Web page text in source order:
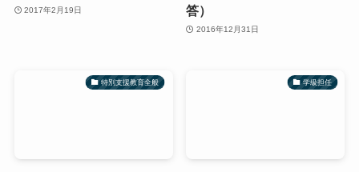
2017年2月19日
答）
2016年12月31日
特別支援教育全般 学級担任